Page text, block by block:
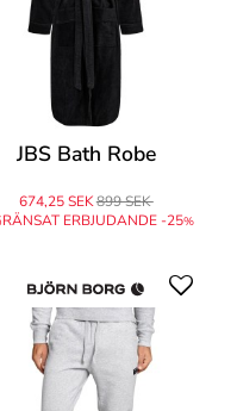
JBS Bath Robe
674,25 SEK899 SEK
ERBJUDANDE -25%